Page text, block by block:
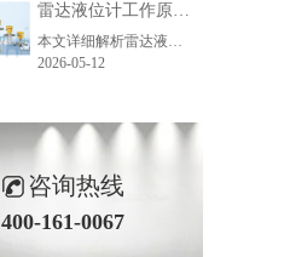
雷达液位计工作原理_精准测量储罐液位的方法-毫米级精度保障
本文详细解析雷达液位计精准测量的核心原理、主流技术、关键步骤及应用场景，助力企业了解雷达液位计工作逻辑，选型适配各类储罐测量需求。
2026-05-12
咨询热线
400-161-0067